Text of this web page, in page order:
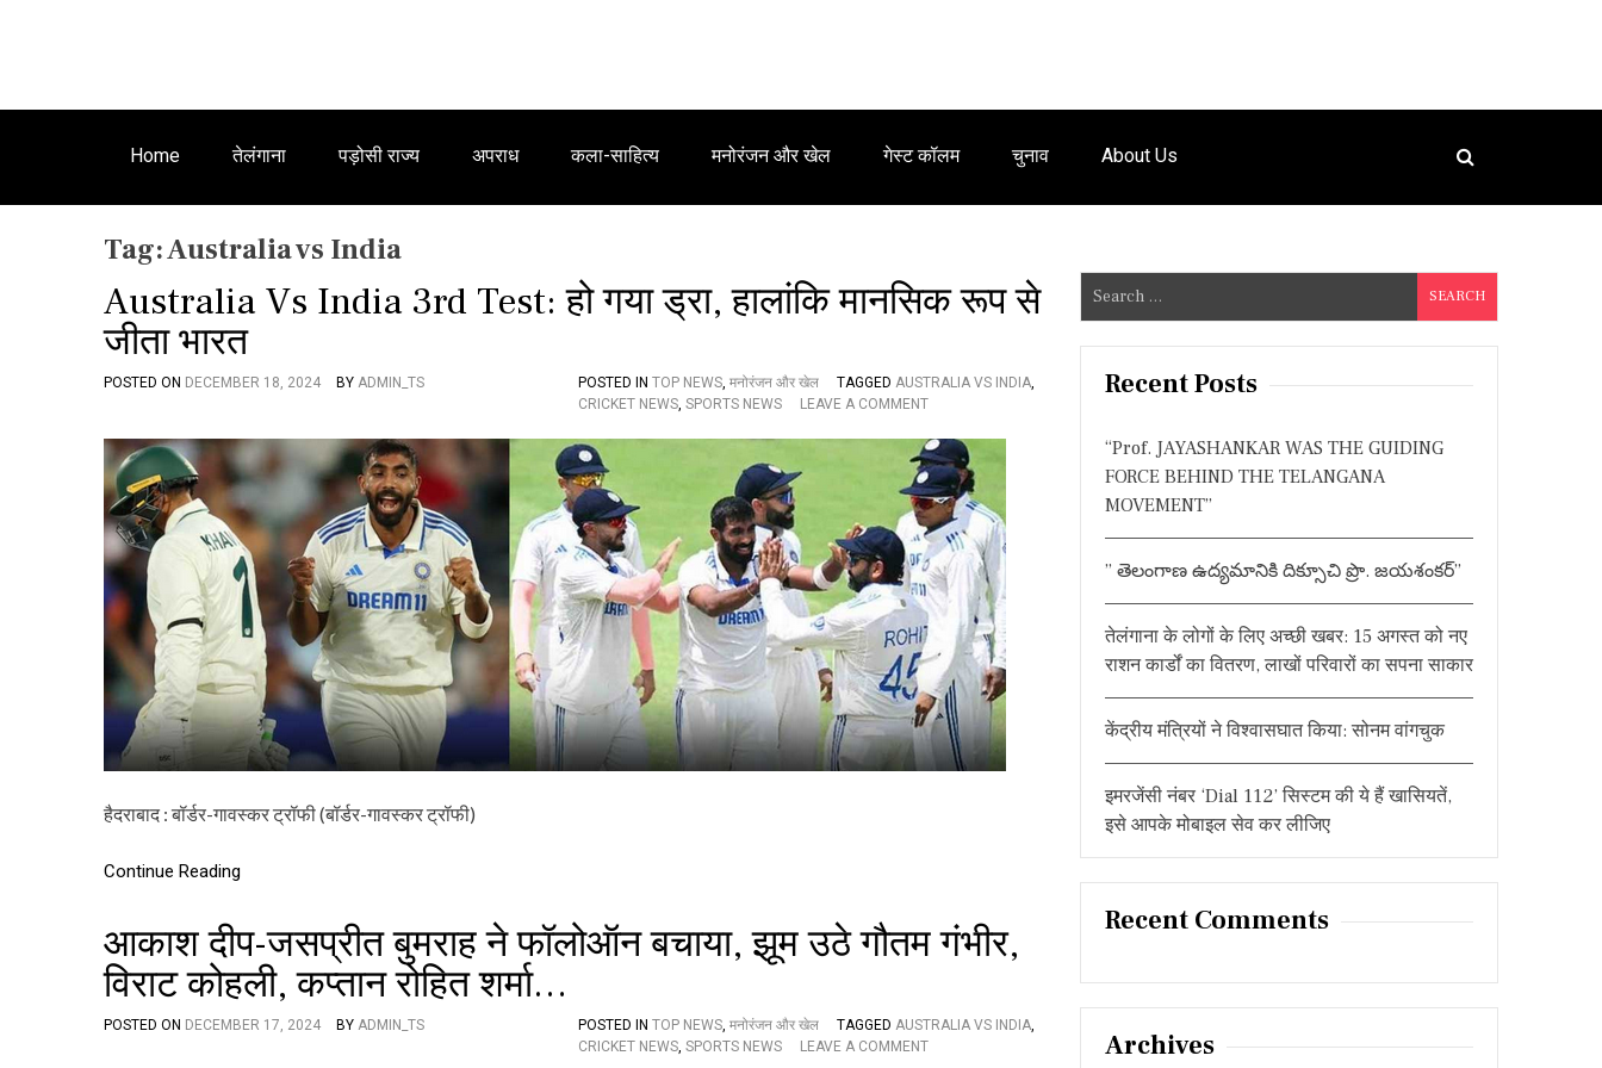
Home तेलंगाना पड़ोसी राज्य अपराध कला-साहित्य मनोरंजन और खेल गेस्ट कॉलम चुनाव About Us
Tag:Australia vs India
Australia Vs India 3rd Test: हो गया ड्रा, हालांकि मानसिक रूप से
जीता भारत
POSTED ON DECEMBER 18, 2024 BY ADMIN_TS POSTED IN TOP NEWS, मनोरंजन और खेल TAGGED AUSTRALIA VS INDIA,
CRICKET NEWS, SPORTS NEWS LEAVE A COMMENTO
A
U
S
T
R
A
L
I
A
V
S
N
D
A
:
हो
ड्रा
,
हैदराबाद : बॉर्डर-गावस्कर ट्रॉफी (बॉर्डर-गावस्कर ट्रॉफी)
Continue Reading
आकाश दीप-जसप्रीत बुमराह ने फॉलोऑन बचाया, झूम उठे गौतम गंभीर,
विराट कोहली, कप्तान रोहित शर्मा…
POSTED ON DECEMBER 17, 2024 BY ADMIN_TS POSTED IN TOP NEWS, मनोरंजन और खेल TAGGED AUSTRALIA VS INDIA,
CRICKET NEWS, SPORTS NEWS LEAVE A COMMENTO
e
a
Recent Posts
“Prof. JAYASHANKAR WAS THE GUIDING
FORCE BEHIND THE TELANGANA
MOVEMENT”
” తెలంగాణ ఉద్యమానికి దిక్సూచి ప్రొ. జయశంకర్”
तेलंगाना के लोगों के लिए अच्छी खबर: 15 अगस्त को नए
राशन कार्डों का वितरण, लाखों परिवारों का सपना साकार
केंद्रीय मंत्रियों ने विश्वासघात किया: सोनम वांगचुक
इमरजेंसी नंबर ‘Dial 112’ सिस्टम की ये हैं खासियतें,
इसे आपके मोबाइल सेव कर लीजिए
Recent Comments
Archives